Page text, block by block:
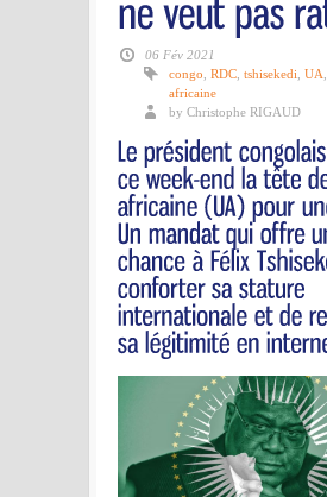
06 Fév 2021
congo RDC tshisekedi UA
africaine
by Christophe RIGAUD